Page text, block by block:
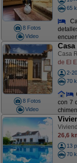
8 Fotos
Video
65
8 Fotos
Video
Casa
de El
2-
70
con 7
26,6
13
70